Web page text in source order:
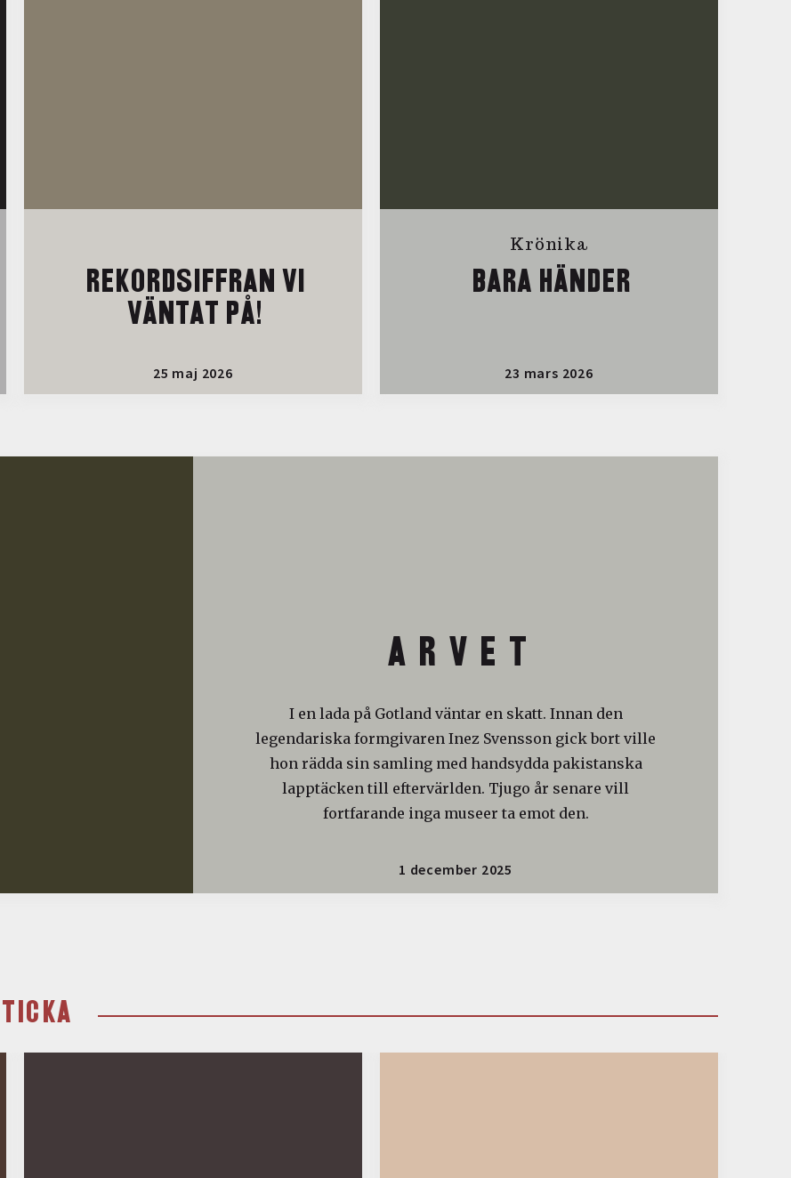
REKORDSIFFRAN VI
VÄNTAT PÅ!
25 maj 2026
Krönika
BARA HÄNDER
23 mars 2026
A R V E T
I en lada på Gotland väntar en skatt. Innan den
legendariska formgivaren Inez Svensson gick bort ville
hon rädda sin samling med handsydda pakistanska
lapptäcken till eftervärlden. Tjugo år senare vill
fortfarande inga museer ta emot den.
1 december 2025